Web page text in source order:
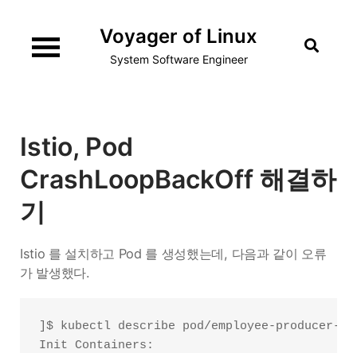
content
Voyager of Linux
System Software Engineer
Istio, Pod
CrashLoopBackOff 해결하
기
Istio 를 설치하고 Pod 를 생성했는데, 다음과 같이 오류
가 발생했다.
]$ kubectl describe pod/employee-producer-
Init Containers: